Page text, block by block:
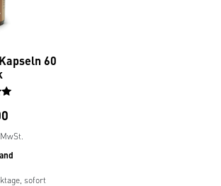
60
sofort